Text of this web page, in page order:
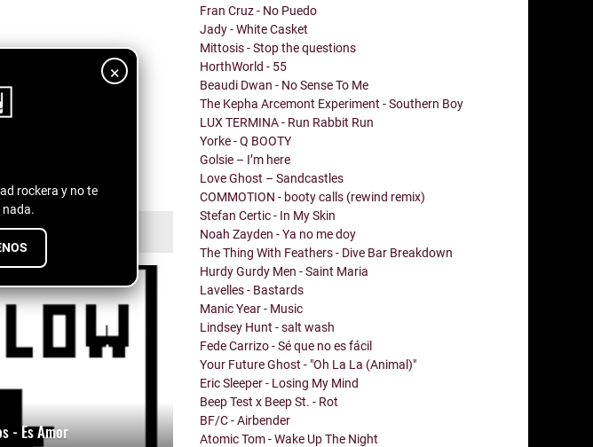
×
rockera y no te
nada.
- Es Amor
Fran Cruz - No Puedo
Jady - White Casket
Mittosis - Stop the questions
HorthWorld - 55
Beaudi Dwan - No Sense To Me
The Kepha Arcemont Experiment - Southern Boy
LUX TERMINA - Run Rabbit Run
Yorke - Q BOOTY
Golsie – I’m here
Love Ghost – Sandcastles
COMMOTION - booty calls (rewind remix)
Stefan Certic - In My Skin
Noah Zayden - Ya no me doy
The Thing With Feathers - Dive Bar Breakdown
Hurdy Gurdy Men - Saint Maria
Lavelles - Bastards
Manic Year - Music
Lindsey Hunt - salt wash
Fede Carrizo - Sé que no es fácil
Your Future Ghost - "Oh La La (Animal)"
Eric Sleeper - Losing My Mind
Beep Test x Beep St. - Rot
BF/C - Airbender
Atomic Tom - Wake Up The Night